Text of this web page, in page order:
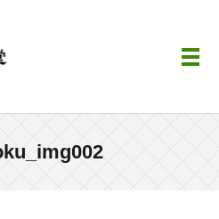
メ